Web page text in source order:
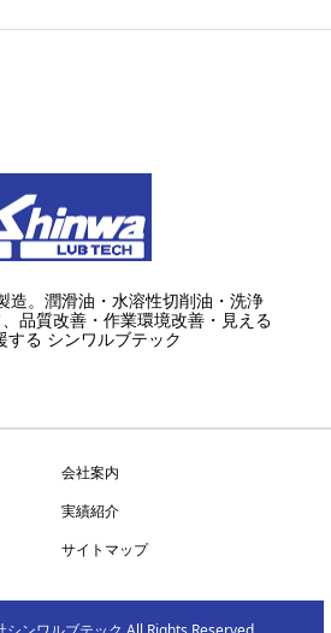
造。潤滑油・水溶性切削油・洗浄
品質改善・作業環境改善・見える
する シンワルブテック
会社案内
実績紹介
サイトマップ